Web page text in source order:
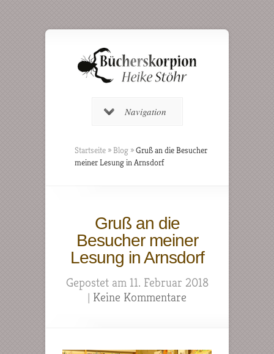
Navigation
Startseite » Blog »Gruß an die Besucher
meiner Lesung in Arnsdorf
Gruß an die
Besucher meiner
Lesung in Arnsdorf
Gepostet am 11. Februar 2018
| Keine Kommentare